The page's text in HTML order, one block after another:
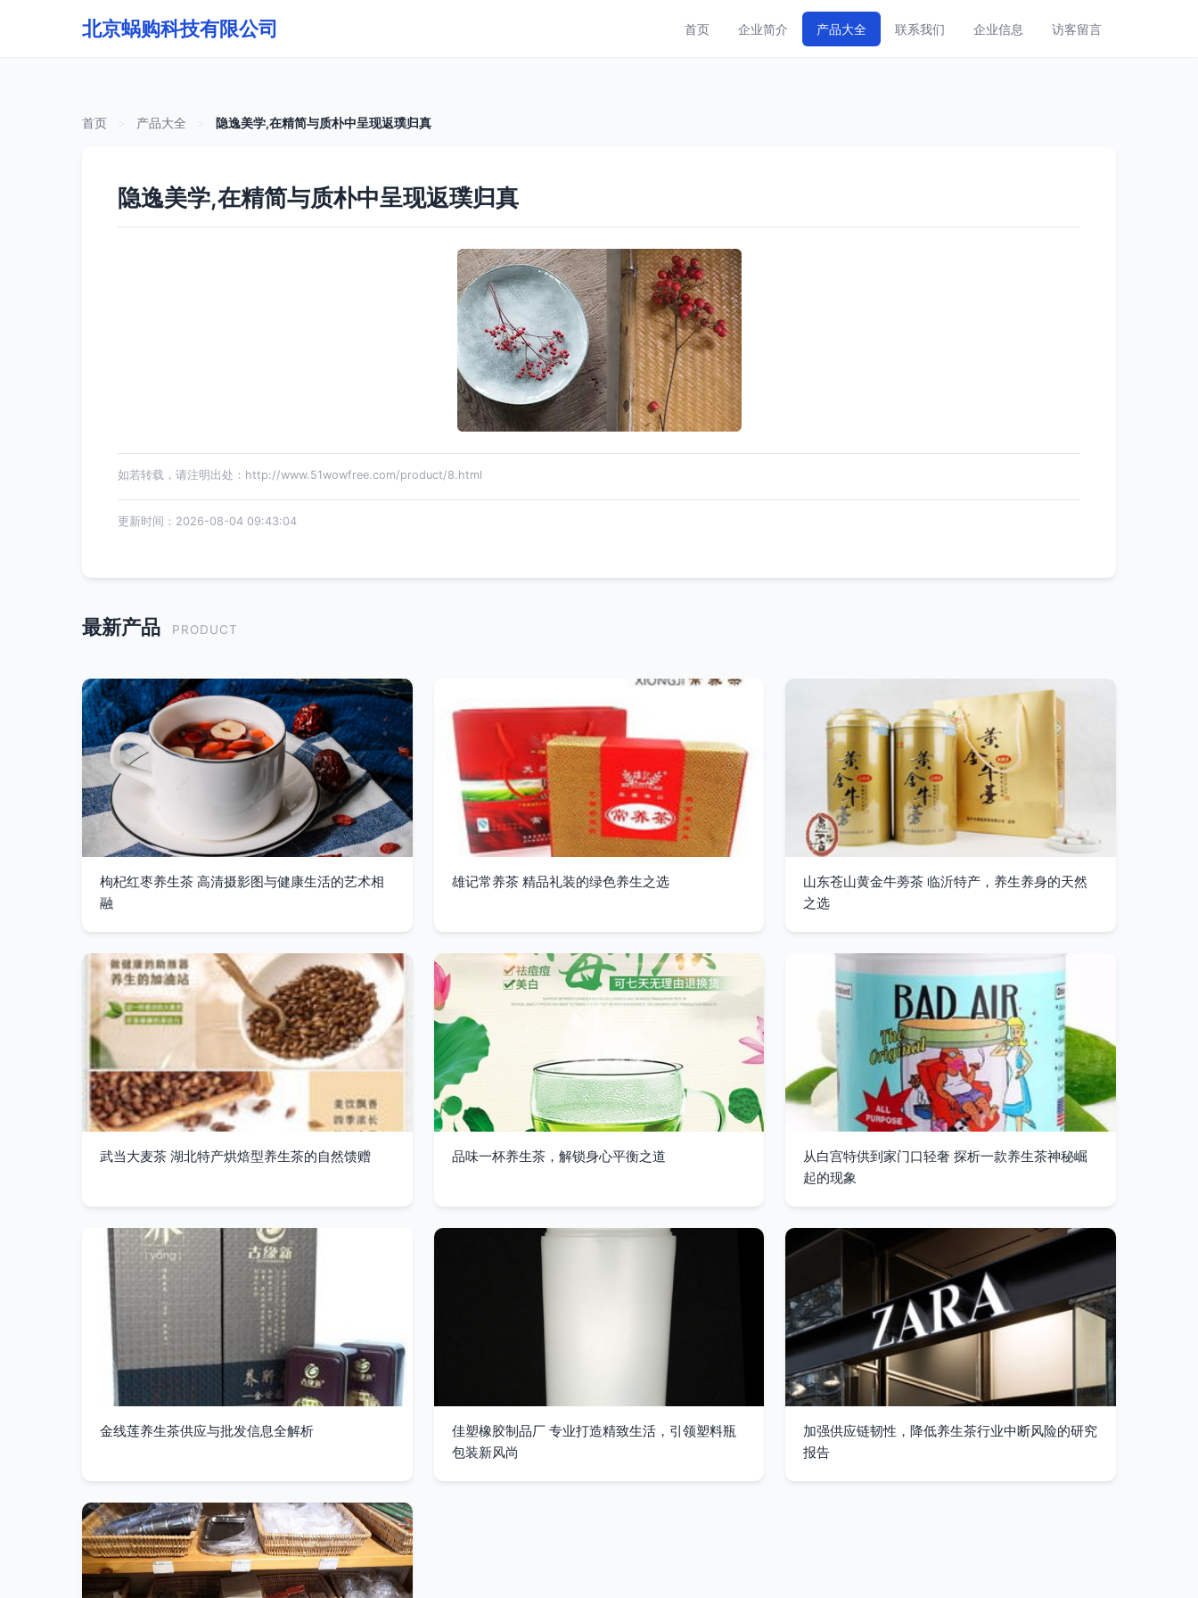
北京蜗购科技有限公司 首页 企业简介 产品大全 联系我们 企业信息 访客留言
首页 产品大全 隐逸美学,在精简与质朴中呈现返璞归真
隐逸美学,在精简与质朴中呈现返璞归真
如若转载，请注明出处：http://www.51wowfree.com/product/8.html
更新时间：2026-08-04 09:43:04
最新产品 PRODUCT
枸杞红枣养生茶 高清摄影图与健康生活的艺术相
融
雄记常养茶 精品礼装的绿色养生之选
山东苍山黄金牛蒡茶 临沂特产，养生养身的天然
之选
武当大麦茶 湖北特产烘焙型养生茶的自然馈赠 品味一杯养生茶，解锁身心平衡之道
从白宫特供到家门口轻奢 探析一款养生茶神秘崛
起的现象
金线莲养生茶供应与批发信息全解析
佳塑橡胶制品厂 专业打造精致生活，引领塑料瓶
包装新风尚
加强供应链韧性，降低养生茶行业中断风险的研究
报告